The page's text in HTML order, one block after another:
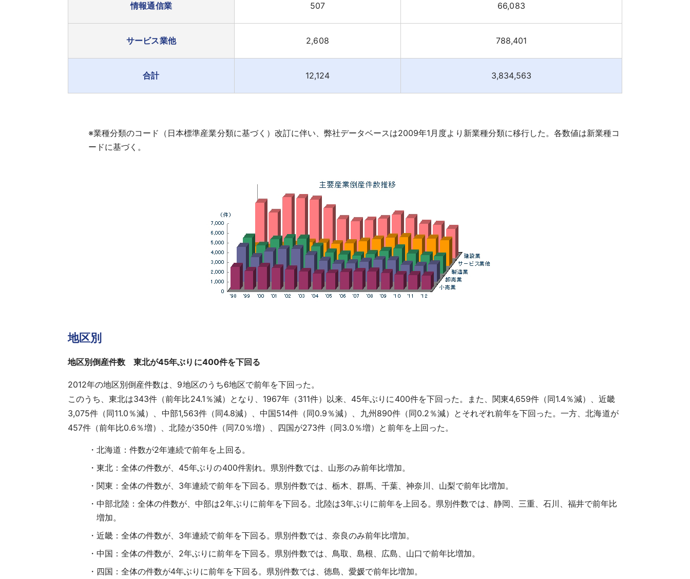
情報通信業 507 66,083
サービス業他 2,608 788,401
合計 12,124 3,834,563
※業種分類のコード（日本標準産業分類に基づく）改訂に伴い、弊社データベースは2009年1月度より新業種分類に移行した。各数値は新業種コ
ードに基づく。
地区別
地区別倒産件数 東北が45年ぶりに400件を下回る
2012年の地区別倒産件数は、9地区のうち6地区で前年を下回った。
このうち、東北は343件（前年比24.1％減）となり、1967年（311件）以来、45年ぶりに400件を下回った。また、関東4,659件（同1.4％減）、近畿
3,075件（同11.0％減）、中部1,563件（同4.8減）、中国514件（同0.9％減）、九州890件（同0.2％減）とそれぞれ前年を下回った。一方、北海道が
457件（前年比0.6％増）、北陸が350件（同7.0％増）、四国が273件（同3.0％増）と前年を上回った。
北海道：件数が2年連続で前年を上回る。
東北：全体の件数が、45年ぶりの400件割れ。県別件数では、山形のみ前年比増加。
関東：全体の件数が、3年連続で前年を下回る。県別件数では、栃木、群馬、千葉、神奈川、山梨で前年比増加。
中部北陸：全体の件数が、中部は2年ぶりに前年を下回る。北陸は3年ぶりに前年を上回る。県別件数では、静岡、三重、石川、福井で前年比
増加。
近畿：全体の件数が、3年連続で前年を下回る。県別件数では、奈良のみ前年比増加。
中国：全体の件数が、2年ぶりに前年を下回る。県別件数では、鳥取、島根、広島、山口で前年比増加。
四国：全体の件数が4年ぶりに前年を下回る。県別件数では、徳島、愛媛で前年比増加。